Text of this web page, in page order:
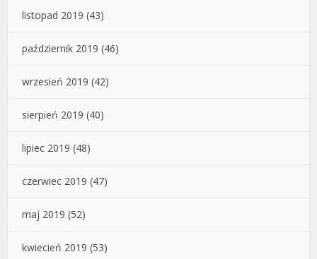
listopad 2019 (43)
październik 2019 (46)
wrzesień 2019 (42)
sierpień 2019 (40)
lipiec 2019 (48)
czerwiec 2019 (47)
maj 2019 (52)
kwiecień 2019 (53)